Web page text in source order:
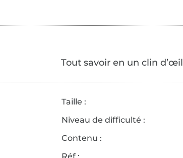
Tout savoir en un clin d’œil
Taille :
Niveau de difficulté :
Contenu :